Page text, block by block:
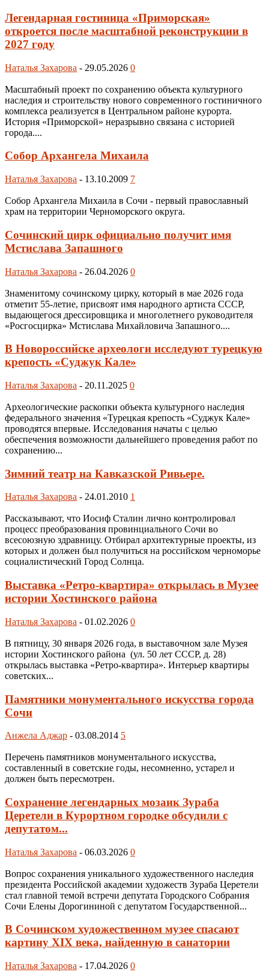
Легендарная гостиница «Приморская»
откроется после масштабной реконструкции в
2027 году
Наталья Захарова - 29.05.2026 0
Масштабный проект по сохранению объекта культурного
наследия и строительству нового современного гостиничного
комплекса реализуется в Центральном районе курорта.
История «Приморской» неразрывно связана с историей
города....
Собор Архангела Михаила
Наталья Захарова - 13.10.2009 7
Собор Архангела Михаила в Сочи - первый православный
храм на территории Черноморского округа.
Сочинский цирк официально получит имя
Мстислава Запашного
Наталья Захарова - 26.04.2026 0
Знаменитому сочинскому цирку, который в мае 2026 года
отметит 55-летие, присвоят имя народного артиста СССР,
выдающегося дрессировщика и многолетнего руководителя
«Росгосцирка» Мстислава Михайловича Запашного....
В Новороссийске археологи исследуют турецкую
крепость «Суджук Кале»
Наталья Захарова - 20.11.2025 0
Археологические раскопки объекта культурного наследия
федерального значения «Турецкая крепость «Суджук Кале»
проводятся впервые. Исследования начаты с целью
обеспечения возможности дальнейшего проведения работ по
сохранению...
Зимний театр на Кавказской Ривьере.
Наталья Захарова - 24.01.2010 1
Рассказывают, что Иосиф Сталин лично контролировал
процесс преобразования провинциального Сочи во
всесоюзную здравницу. Отбирал архитектурные проекты, из
которых и должен был получиться на российском черноморье
социалистический Город Солнца.
Выставка «Ретро-квартира» открылась в Музее
истории Хостинского района
Наталья Захарова - 01.02.2026 0
В пятницу, 30 января 2026 года, в выставочном зале Музея
истории Хостинского района (ул. 50 лет СССР, д. 28)
открылась выставка «Ретро-квартира». Интерьер квартиры
советских...
Памятники монументального искусства города
Сочи
Анжела Аджар - 03.08.2014 5
Перечень памятников монументального искусства,
составленный в советские годы, несомненно, устарел и
должен быть пересмотрен.
Сохранение легендарных мозаик Зураба
Церетели в Курортном городке обсудили с
депутатом...
Наталья Захарова - 06.03.2026 0
Вопрос сохранения уникального художественного наследия
президента Российской академии художеств Зураба Церетели
стал главной темой встречи депутата Городского Собрания
Сочи Елены Дорогининой с депутатом Государственной...
В Сочинском художественном музее спасают
картину XIX века, найденную в санатории
Наталья Захарова - 17.04.2026 0